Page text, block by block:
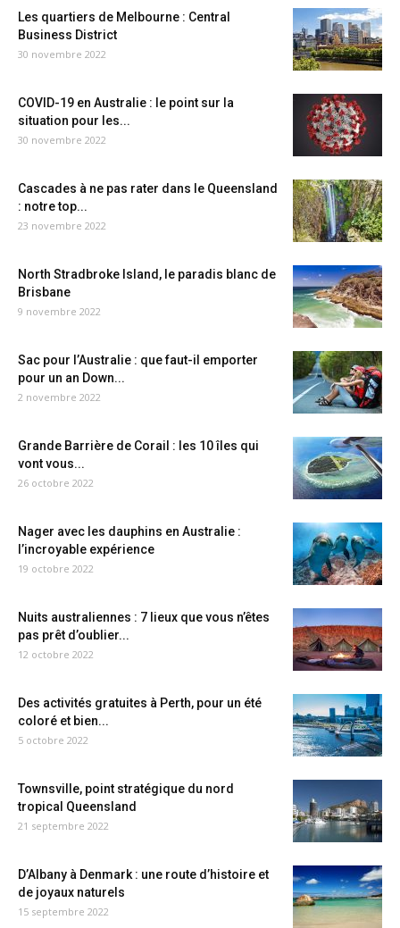
Les quartiers de Melbourne : Central
Business District
30 novembre 2022
COVID-19 en Australie : le point sur la
situation pour les...
30 novembre 2022
Cascades à ne pas rater dans le Queensland
: notre top...
23 novembre 2022
North Stradbroke Island, le paradis blanc de
Brisbane
9 novembre 2022
Sac pour l’Australie : que faut-il emporter
pour un an Down...
2 novembre 2022
Grande Barrière de Corail : les 10 îles qui
vont vous...
26 octobre 2022
Nager avec les dauphins en Australie :
l’incroyable expérience
19 octobre 2022
Nuits australiennes : 7 lieux que vous n’êtes
pas prêt d’oublier...
12 octobre 2022
Des activités gratuites à Perth, pour un été
coloré et bien...
5 octobre 2022
Townsville, point stratégique du nord
tropical Queensland
21 septembre 2022
D’Albany à Denmark : une route d’histoire et
de joyaux naturels
15 septembre 2022